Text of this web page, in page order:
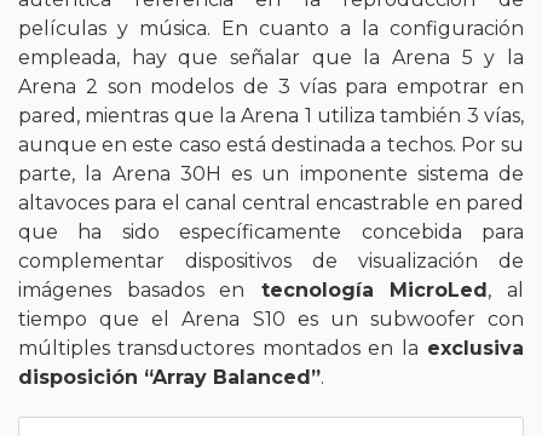
películas y música. En cuanto a la configuración
empleada, hay que señalar que la Arena 5 y la
Arena 2 son modelos de 3 vías para empotrar en
pared, mientras que la Arena 1 utiliza también 3 vías,
aunque en este caso está destinada a techos. Por su
parte, la Arena 30H es un imponente sistema de
altavoces para el canal central encastrable en pared
que ha sido específicamente concebida para
complementar dispositivos de visualización de
imágenes basados en tecnología MicroLed, al
tiempo que el Arena S10 es un subwoofer con
múltiples transductores montados en la exclusiva
disposición “Array Balanced”.